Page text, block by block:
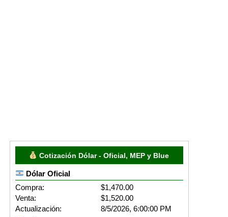
Cotización Dólar - Oficial, MEP y Blue
Dólar Oficial
Compra:
$1,470.00
Venta:
$1,520.00
Actualización:
8/5/2026, 6:00:00 PM